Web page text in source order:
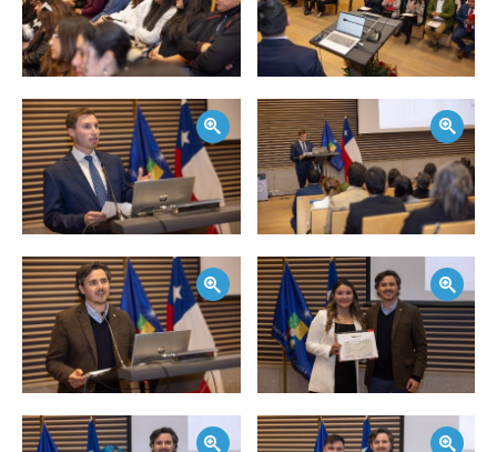
Zoom Zoom
Zoom Zoom
Zoom Zoom